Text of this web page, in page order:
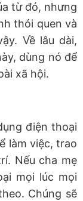
từ đó, nhưng
thói quen và
Về lâu dài,
dùng nó để
xã hội.
điện thoại
làm việc, trao
Nếu cha mẹ
mọi lúc mọi
Chúng sẽ